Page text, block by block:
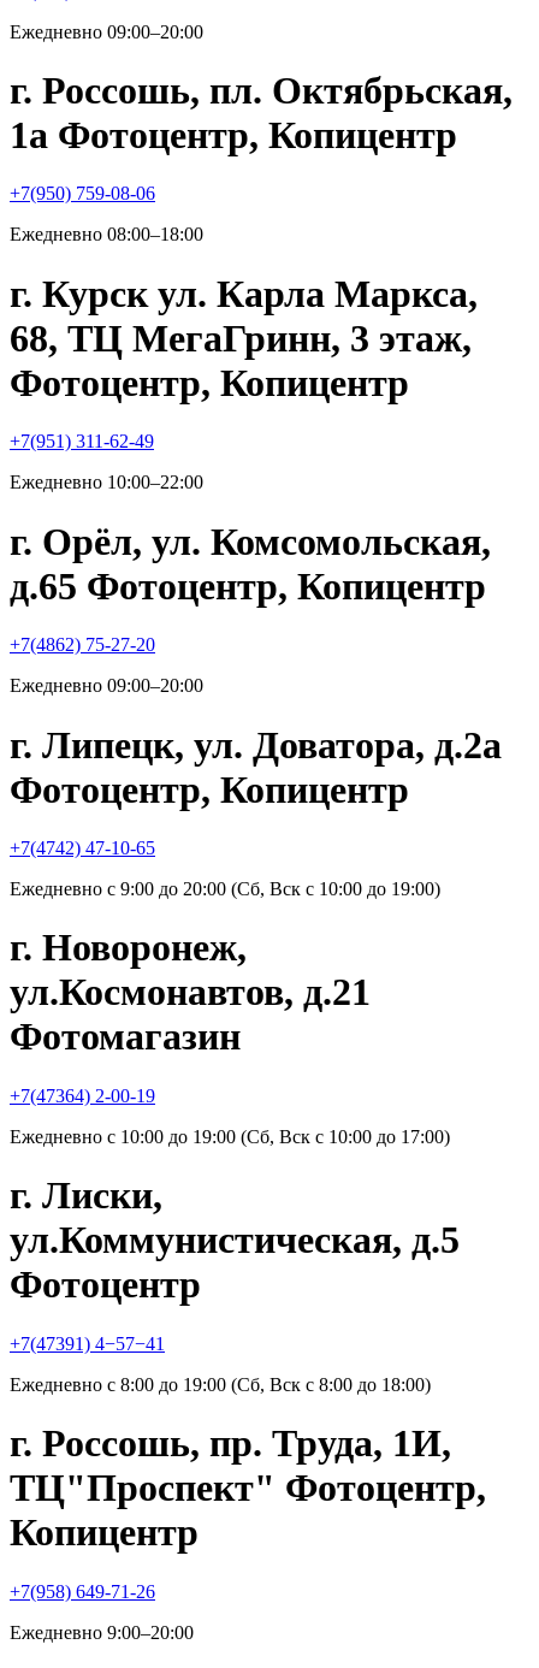
Ежедневно 09:00–20:00
г. Россошь, пл. Октябрьская,
1а Фотоцентр, Копицентр
+7(950) 759-08-06
Ежедневно 08:00–18:00
г. Курск ул. Карла Маркса,
68, ТЦ МегаГринн, 3 этаж,
Фотоцентр, Копицентр
+7(951) 311-62-49
Ежедневно 10:00–22:00
г. Орёл, ул. Комсомольская,
д.65 Фотоцентр, Копицентр
+7(4862) 75-27-20
Ежедневно 09:00–20:00
г. Липецк, ул. Доватора, д.2а
Фотоцентр, Копицентр
+7(4742) 47-10-65
Ежедневно с 9:00 до 20:00 (Сб, Вск с 10:00 до 19:00)
г. Новоронеж,
ул.Космонавтов, д.21
Фотомагазин
+7(47364) 2-00-19
Ежедневно с 10:00 до 19:00 (Сб, Вск с 10:00 до 17:00)
г. Лиски,
ул.Коммунистическая, д.5
Фотоцентр
+7(47391) 4−57−41
Ежедневно с 8:00 до 19:00 (Сб, Вск с 8:00 до 18:00)
г. Россошь, пр. Труда, 1И,
ТЦ"Проспект" Фотоцентр,
Копицентр
+7(958) 649-71-26
Ежедневно 9:00–20:00